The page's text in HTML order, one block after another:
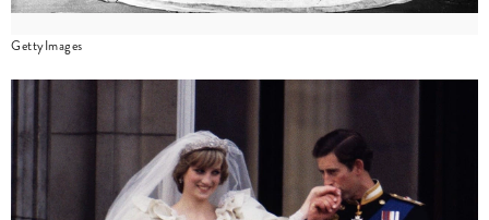
GettyImages